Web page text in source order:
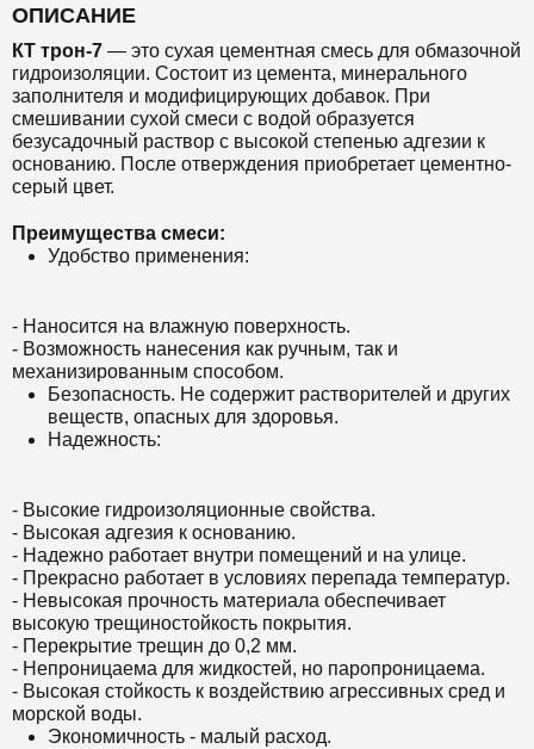
ОПИСАНИЕ
КТ трон-7 — это сухая цементная смесь для обмазочной
гидроизоляции. Состоит из цемента, минерального
заполнителя и модифицирующих добавок. При
смешивании сухой смеси с водой образуется
безусадочный раствор с высокой степенью адгезии к
основанию. После отверждения приобретает цементно-
серый цвет.
Преимущества смеси:
Удобство применения:
- Наносится на влажную поверхность.
- Возможность нанесения как ручным, так и
механизированным способом.
Безопасность. Не содержит растворителей и других
веществ, опасных для здоровья.
Надежность:
- Высокие гидроизоляционные свойства.
- Высокая адгезия к основанию.
- Надежно работает внутри помещений и на улице.
- Прекрасно работает в условиях перепада температур.
- Невысокая прочность материала обеспечивает
высокую трещиностойкость покрытия.
- Перекрытие трещин до 0,2 мм.
- Непроницаема для жидкостей, но паропроницаема.
- Высокая стойкость к воздействию агрессивных сред и
морской воды.
Экономичность - малый расход.